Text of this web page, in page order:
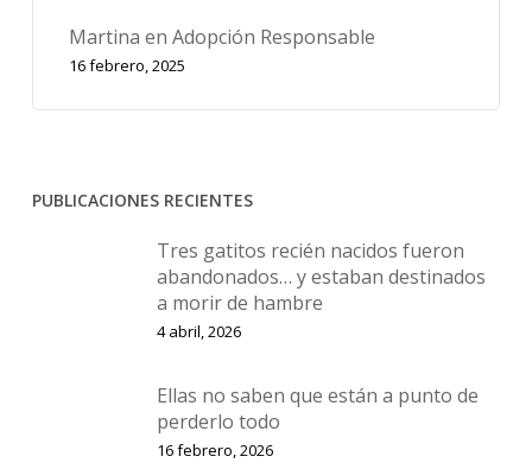
Martina en Adopción Responsable
16 febrero, 2025
PUBLICACIONES RECIENTES
Tres gatitos recién nacidos fueron
abandonados… y estaban destinados
a morir de hambre
4 abril, 2026
Ellas no saben que están a punto de
perderlo todo
16 febrero, 2026